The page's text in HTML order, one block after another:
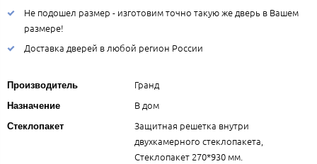
Не подошел размер - изготовим точно такую же дверь в Вашем
размере!
Доставка дверей в любой регион России
Производитель Гранд
Назначение В дом
Стеклопакет
Защитная решетка внутри
двухкамерного стеклопакета,
Стеклопакет 270*930 мм.